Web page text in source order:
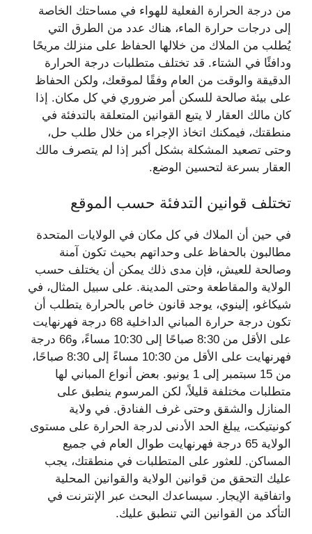
من درجة الحرارة الفعلية للهواء في مساحتك الخاصة
إلى درجات حرارة الماء، هناك عدد من الطرق التي
يُطلب من الملاك من خلالها الحفاظ على منزلك مريحًا
ودافئًا في الشتاء. قد تختلف متطلبات درجة الحرارة
الدقيقة والوقت من العام وفقًا لموقعك، ولكن الحفاظ
على بيئة صالحة للسكن أمر ضروري في كل مكان. إذا
كان مالك العقار لا يتبع القوانين المتعلقة بالتدفئة في
منطقتك، فيمكنك اتخاذ الإجراء من خلال طلب حل،
وحتى تصعيد المشكلة بشكل أكبر إذا لم يتصرف مالك
العقار بسرعة لتحسين الوضع.
تختلف قوانين التدفئة حسب الموقع
في حين أن الملاك في كل مكان في الولايات المتحدة
مطالبون بالحفاظ على وحداتهم بحيث تكون آمنة
وصالحة للعيش، فإن مدى ذلك يمكن أن يختلف حسب
الولاية والمقاطعة وحتى المدينة. على سبيل المثال، في
شيكاغو، إلينوي، يوجد قانون خاص بالحرارة يتطلب أن
تكون درجة حرارة المباني الداخلية 68 درجة فهرنهايت
على الأقل من 8:30 صباحًا إلى 10:30 مساءً، و66 درجة
فهرنهايت على الأقل من 10:30 مساءً إلى 8:30 صباحًا،
من 15 سبتمبر إلى 1 يونيو. بعض أنواع المباني لها
متطلبات مختلفة قليلاً، لكن المرسوم ينطبق على
المنازل والشقق وحتى غرف الفنادق. في ولاية
كونيتيكت، يبلغ الحد الأدنى لدرجة الحرارة على مستوى
الولاية 65 درجة فهرنهايت طوال العام في جميع
المساكن. للعثور على المتطلبات في منطقتك، يجب
عليك التحقق من قوانين الولاية والقوانين المحلية
واتفاقية الإيجار. سيساعدك البحث عبر الإنترنت في
التأكد من القوانين التي تنطبق عليك.